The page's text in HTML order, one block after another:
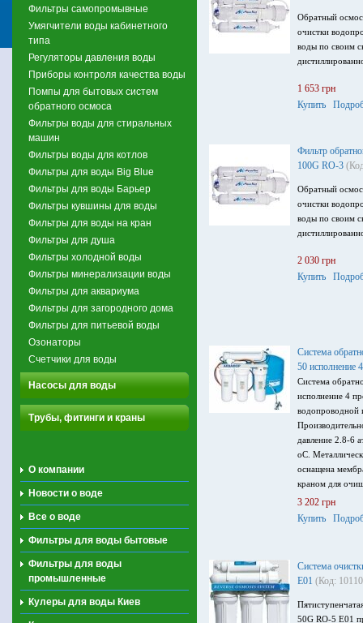
Фильтры самопромывные
Умягчители воды кабинетного
типа
Регуляторы давления воды
Приборы контроля качества воды
Помпы для бытовых систем
обратного осмоса
Фильтры воды для стиральных
машин
Фильтры воды для котлов
Фильтры для воды Big Blue
Фильтры для воды Барьер
Фильтры кувшины для воды
Фильтры для воды на кран
Фильтры для душа
Фильтры холодной воды
Фильтры минерализации воды
Фильтры для аквариума
Фильтры для загородного дома
Фильтры для питьевой воды
Озонаторы
Счетчики для воды
Насосы для воды
Трубы, фитинги и краны
О компании
Новости о воде
Все о воде
Фильтры для воды бытовые
Фильтры для воды
промышленные
Кулеры для воды Киев
Обратный
очистки
воды по своим
1 653 грн
Купить
Фильтр
100G RO-3
Обратный
очистки
воды по своим
2 030 грн
Купить
Система
50 исполнение 4
Система
исполнение 4
водопроводной
давление 2.8-6
оС.
оснащена
краном для
3 202 грн
Купить
Система
Е01 (Код:
50G RO-5 Е01